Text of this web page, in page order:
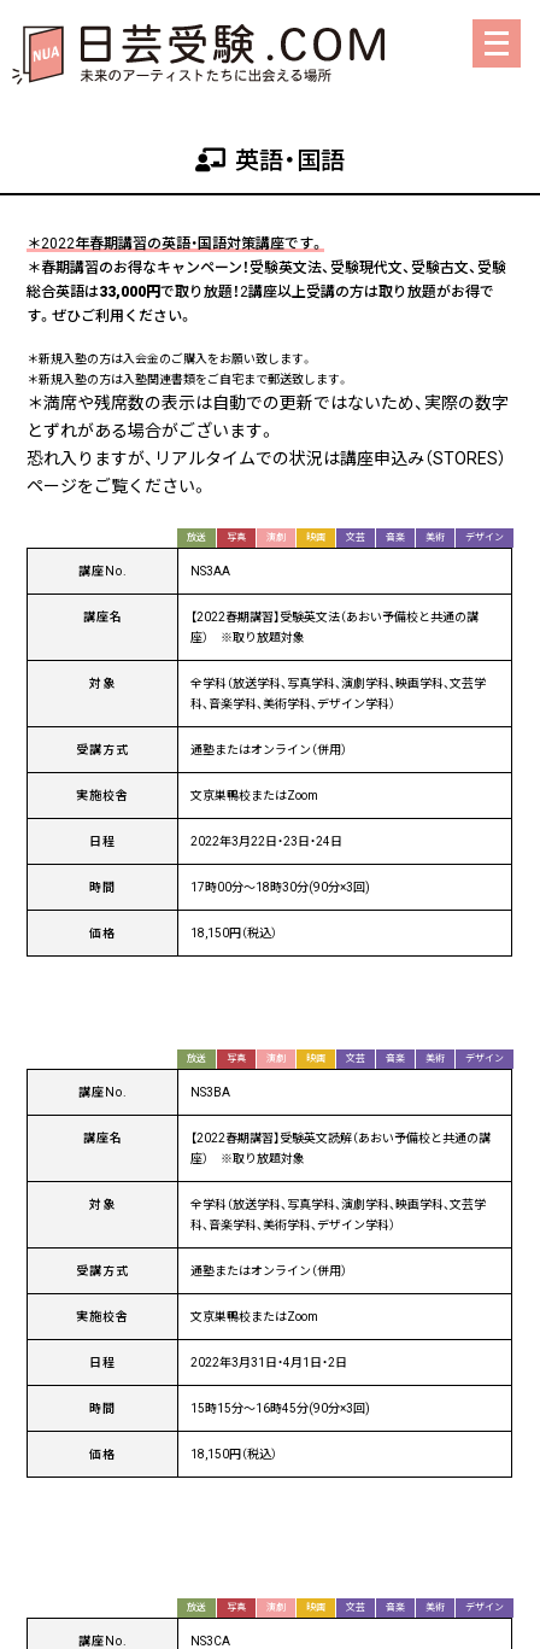
メ
ニ
く
英語・国語
＊2022年春期講習の英語・国語対策講座です。
＊春期講習のお得なキャンペーン！受験英文法、受験現代文、受験古文、受験
総合英語は33,000円で取り放題！2講座以上受講の方は取り放題がお得で
す。ぜひご利用ください。
＊新規入塾の方は入会金のご購入をお願い致します。
＊新規入塾の方は入塾関連書類をご自宅まで郵送致します。
＊満席や残席数の表示は自動での更新ではないため、実際の数字
とずれがある場合がございます。
恐れ入りますが、リアルタイムでの状況は講座申込み（STORES）
ページをご覧ください。
放送 写真 演劇 映画 文芸 音楽 美術 デザイン
講座No. NS3AA
講座名
【2022春期講習】受験英文法（あおい予備校と共通の講
座） ※取り放題対象
対象
全学科（放送学科、写真学科、演劇学科、映画学科、文芸学
科、音楽学科、美術学科、デザイン学科）
受講方式 通塾またはオンライン（併用）
実施校舎 文京巣鴨校またはZoom
日程 2022年3月22日・23日・24日
時間 17時00分～18時30分(90分×3回)
価格 18,150円（税込）
放送 写真 演劇 映画 文芸 音楽 美術 デザイン
講座No. NS3BA
講座名
【2022春期講習】受験英文読解（あおい予備校と共通の講
座） ※取り放題対象
対象
全学科（放送学科、写真学科、演劇学科、映画学科、文芸学
科、音楽学科、美術学科、デザイン学科）
受講方式 通塾またはオンライン（併用）
実施校舎 文京巣鴨校またはZoom
日程 2022年3月31日・4月1日・2日
時間 15時15分～16時45分(90分×3回)
価格 18,150円（税込）
放送 写真 演劇 映画 文芸 音楽 美術 デザイン
講座No. NS3CA